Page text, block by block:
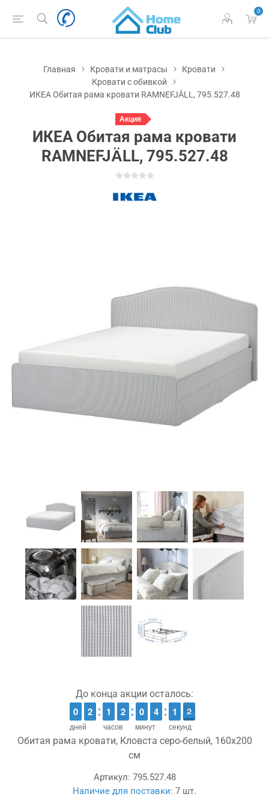
0
Главная Кровати и матрасы
Кровати
Кровати с обивкой
ИКЕА Обитая рама кровати RAMNEFJÄLL, 795.527.48
Акция
ИКЕА Обитая рама кровати
RAMNEFJÄLL, 795.527.48
До конца акции осталось:
дней
9
9
0
0 1
1
2
2
часов
1
1
1
1 1
1
2
2
минут
9
9
0
0 3
3
4
4
секунд
1
1
1
1 2
2
1
Обитая рама кровати, Кловста серо-белый, 160x200
см
Артикул: 795.527.48
Наличие для поставки: 7 шт.